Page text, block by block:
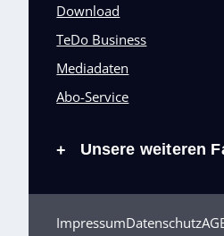
Download
TeDo Business
Mediadaten
Abo-Service
+ Unsere weiteren
ImpressumDatenschutz